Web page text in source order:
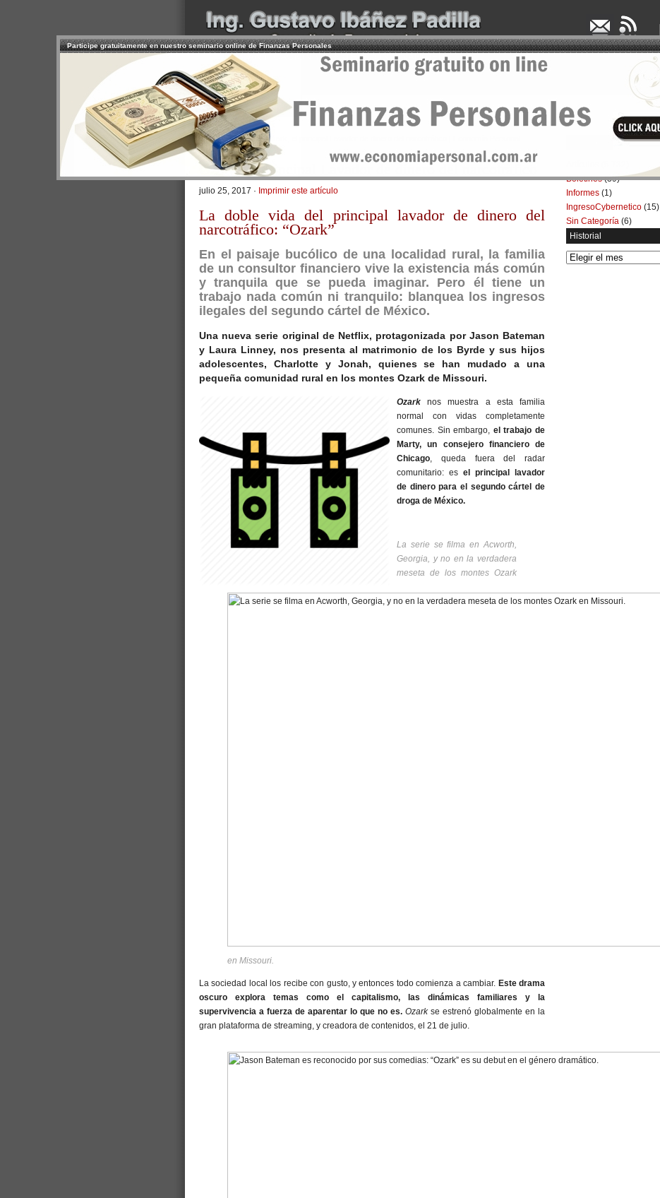
INICIO SERVICIOS BOLETINES
CONTACTO USUARIO
>Inicio/Artículos / Ozark, el principal Lavador de dinero del narcotráfico | Economía Personal
Ozark, el principal Lavador de dinero del narcotráfico
julio 25, 2017 · Imprimir este artículo
La doble vida del principal lavador de dinero del
narcotráfico: “Ozark”
En el paisaje bucólico de una localidad rural, la familia
de un consultor financiero vive la existencia más común
y tranquila que se pueda imaginar. Pero él tiene un
trabajo nada común ni tranquilo: blanquea los ingresos
ilegales del segundo cártel de México.
Una nueva serie original de Netflix, protagonizada por Jason Bateman
y Laura Linney, nos presenta al matrimonio de los Byrde y sus hijos
adolescentes, Charlotte y Jonah, quienes se han mudado a una
pequeña comunidad rural en los montes Ozark de Missouri.
Ozark nos muestra a esta familia
normal con vidas completamente
comunes. Sin embargo, el trabajo de
Marty, un consejero financiero de
Chicago, queda fuera del radar
comunitario: es el principal lavador
de dinero para el segundo cártel de
droga de México.
La serie se filma en Acworth,
Georgia, y no en la verdadera
meseta de los montes Ozark
en Missouri.
La sociedad local los recibe con gusto, y entonces todo comienza a cambiar. Este drama
oscuro explora temas como el capitalismo, las dinámicas familiares y la
supervivencia a fuerza de aparentar lo que no es. Ozarkse estrenó globalmente en la
gran plataforma de streaming, y creadora de contenidos, el 21 de julio.
Participe gratuitamente en nuestro seminario online de Finanzas Personales
Boletines(39)
Informes (1)
IngresoCybernetico (15)
Sin Categoría (6)
Historial
Historial